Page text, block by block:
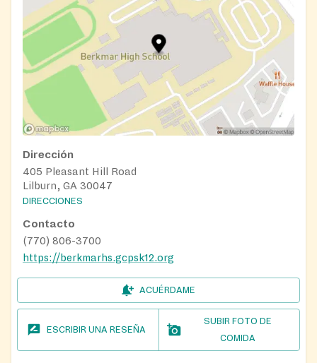
Dirección
405 Pleasant Hill Road
Lilburn, GA 30047
DIRECCIONES
Contacto
(770) 806-3700
https://berkmarhs.gcpsk12.org
ACUÉRDAME
ESCRIBIR UNA RESEÑA
SUBIR FOTO DE
COMIDA